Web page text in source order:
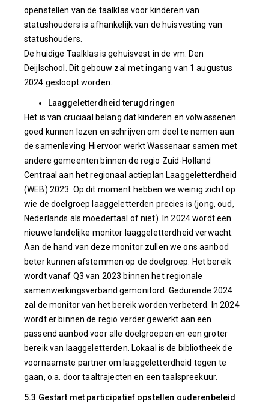
openstellen van de taalklas voor kinderen van
statushouders is afhankelijk van de huisvesting van
statushouders.
De huidige Taalklas is gehuisvest in de vm. Den
Deijlschool. Dit gebouw zal met ingang van 1 augustus
2024 gesloopt worden.
Laaggeletterdheid terugdringen
Het is van cruciaal belang dat kinderen en volwassenen
goed kunnen lezen en schrijven om deel te nemen aan
de samenleving. Hiervoor werkt Wassenaar samen met
andere gemeenten binnen de regio Zuid-Holland
Centraal aan het regionaal actieplan Laaggeletterdheid
(WEB) 2023. Op dit moment hebben we weinig zicht op
wie de doelgroep laaggeletterden precies is (jong, oud,
Nederlands als moedertaal of niet). In 2024 wordt een
nieuwe landelijke monitor laaggeletterdheid verwacht.
Aan de hand van deze monitor zullen we ons aanbod
beter kunnen afstemmen op de doelgroep. Het bereik
wordt vanaf Q3 van 2023 binnen het regionale
samenwerkingsverband gemonitord. Gedurende 2024
zal de monitor van het bereik worden verbeterd. In 2024
wordt er binnen de regio verder gewerkt aan een
passend aanbod voor alle doelgroepen en een groter
bereik van laaggeletterden. Lokaal is de bibliotheek de
voornaamste partner om laaggeletterdheid tegen te
gaan, o.a. door taaltrajecten en een taalspreekuur.
5.3 Gestart met participatief opstellen ouderenbeleid